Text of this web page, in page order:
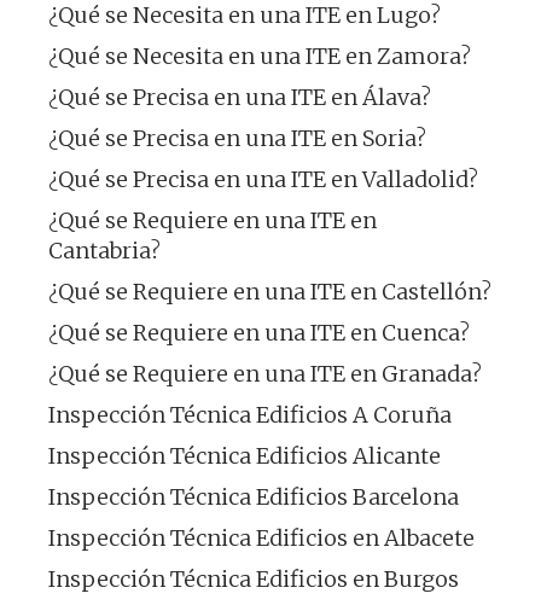
¿Qué se Necesita en una ITE en Lugo?
¿Qué se Necesita en una ITE en Zamora?
¿Qué se Precisa en una ITE en Álava?
¿Qué se Precisa en una ITE en Soria?
¿Qué se Precisa en una ITE en Valladolid?
¿Qué se Requiere en una ITE en
Cantabria?
¿Qué se Requiere en una ITE en Castellón?
¿Qué se Requiere en una ITE en Cuenca?
¿Qué se Requiere en una ITE en Granada?
Inspección Técnica Edificios A Coruña
Inspección Técnica Edificios Alicante
Inspección Técnica Edificios Barcelona
Inspección Técnica Edificios en Albacete
Inspección Técnica Edificios en Burgos